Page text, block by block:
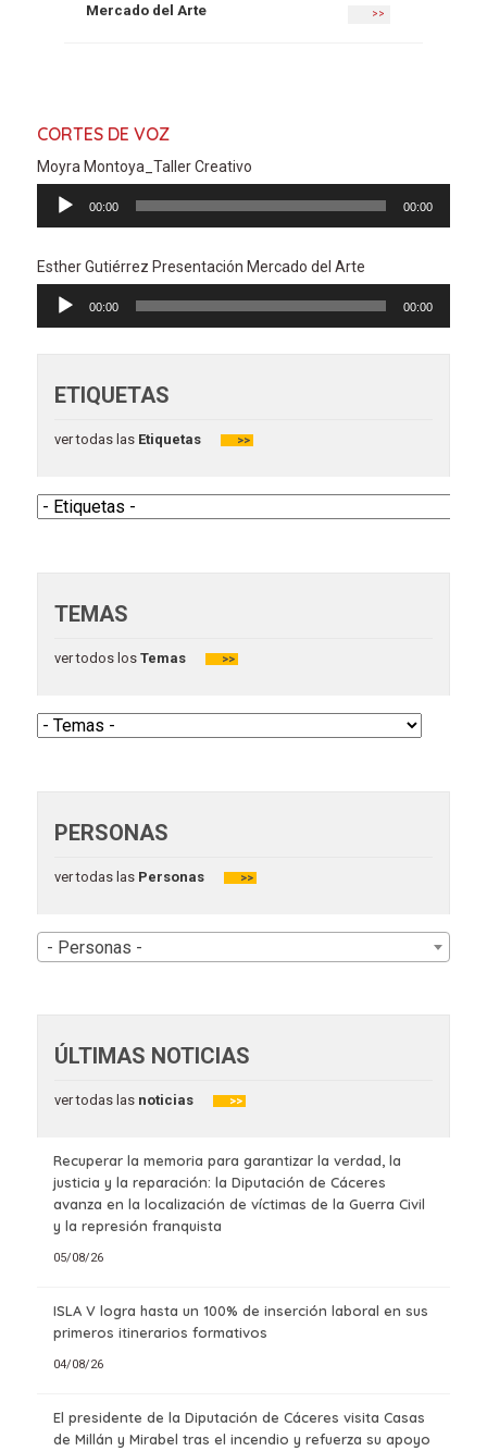
Mercado del Arte >>
CORTES DE VOZ
Moyra Montoya_Taller Creativo
Reproductor
00:00 00:00
Esther Gutiérrez Presentación Mercado del Arte
Reproductor
00:00 00:00
ETIQUETAS
ver todas las Etiquetas >>
TEMAS
ver todos losTemas >>
PERSONAS
ver todas lasPersonas >>
- Personas -
ÚLTIMAS NOTICIAS
ver todas lasnoticias >>
Recuperar la memoria para garantizar la verdad, la
justicia y la reparación: la Diputación de Cáceres
avanza en la localización de víctimas de la Guerra Civil
y la represión franquista
05/08/26
ISLA V logra hasta un 100% de inserción laboral en sus
primeros itinerarios formativos
04/08/26
El presidente de la Diputación de Cáceres visita Casas
de Millán y Mirabel tras el incendio y refuerza su apoyo